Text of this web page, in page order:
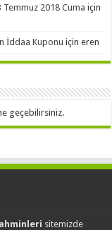
2018 Cuma için
İddaa Kuponu içineren
geçebilirsiniz.
sitemizde